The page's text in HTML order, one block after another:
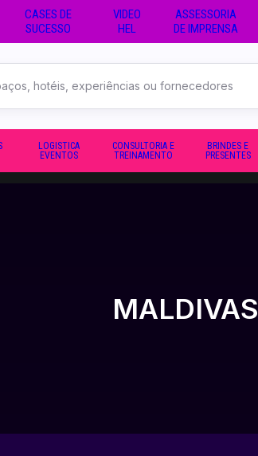
CASES DE
SUCESSO
VIDEO
HEL
ASSESSORIA
DE IMPRENSA
LOGISTICA
EVENTOS
CONSULTORIA E
TREINAMENTO
BRINDES E
PRESENTES
MALDIVAS